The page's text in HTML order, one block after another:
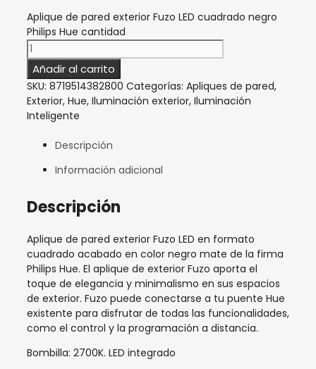
Aplique de pared exterior Fuzo LED cuadrado negro
Philips Hue cantidad
Añadir al carrito
SKU: 8719514382800 Categorías: Apliques de pared,
Exterior, Hue, Iluminación exterior, Iluminación
Inteligente
Descripción
Información adicional
Descripción
Aplique de pared exterior Fuzo LED en formato
cuadrado acabado en color negro mate de la firma
Philips Hue. El aplique de exterior Fuzo aporta el
toque de elegancia y minimalismo en sus espacios
de exterior. Fuzo puede conectarse a tu puente Hue
existente para disfrutar de todas las funcionalidades,
como el control y la programación a distancia.
Bombilla: 2700K. LED integrado